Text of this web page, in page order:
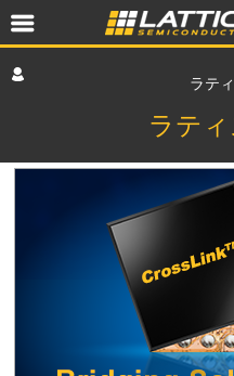
ラテ
ラテ